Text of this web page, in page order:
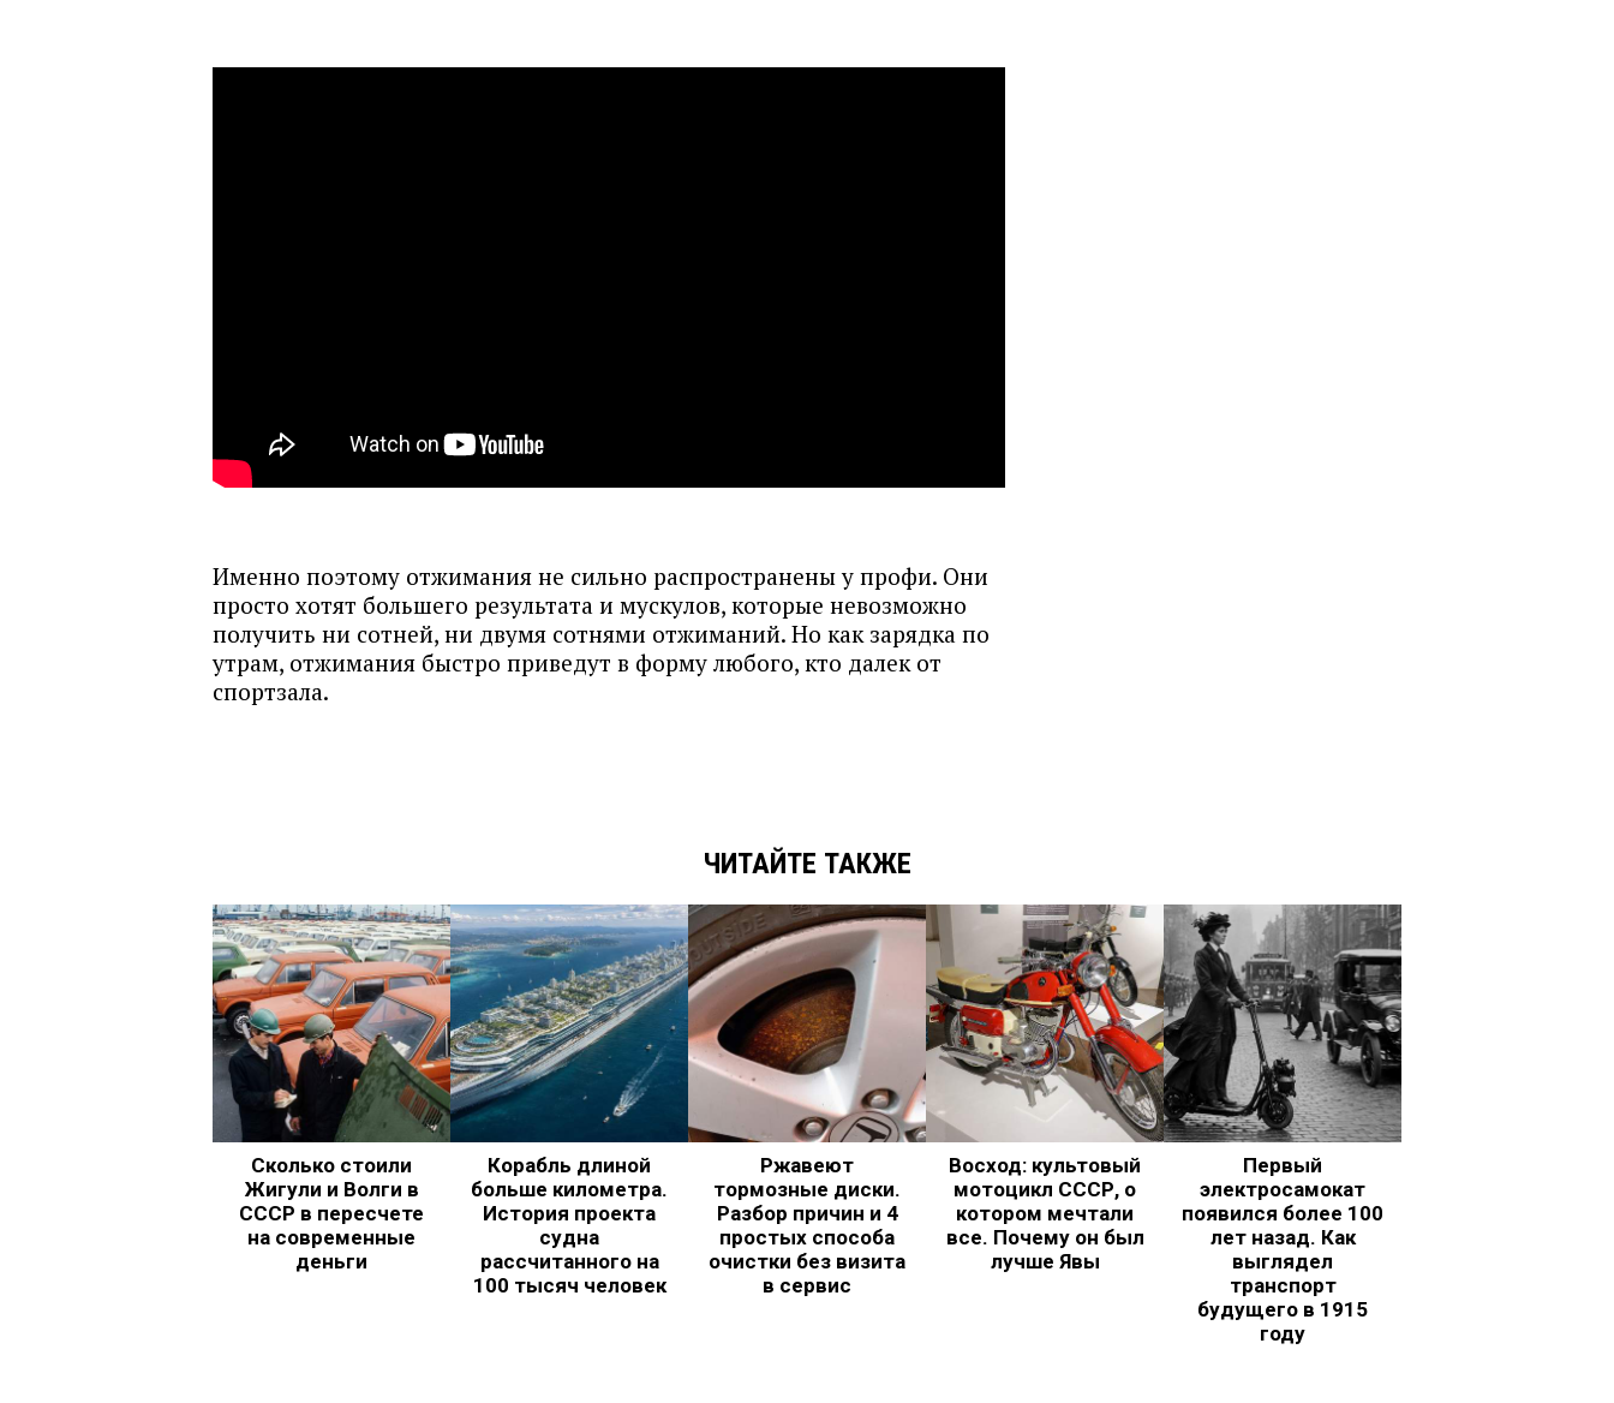
Именно поэтому отжимания не сильно распространены у профи. Они
просто хотят большего результата и мускулов, которые невозможно
получить ни сотней, ни двумя сотнями отжиманий. Но как зарядка по
утрам, отжимания быстро приведут в форму любого, кто далек от
спортзала.
ЧИТАЙТЕ ТАКЖЕ
Сколько стоили
Жигули и Волги в
СССР в пересчете
на современные
деньги
Корабль длиной
больше километра.
История проекта
судна
рассчитанного на
100 тысяч человек
Ржавеют
тормозные диски.
Разбор причин и 4
простых способа
очистки без визита
в сервис
Восход: культовый
мотоцикл СССР, о
котором мечтали
все. Почему он был
лучше Явы
Первый
электросамокат
появился более 100
лет назад. Как
выглядел
транспорт
будущего в 1915
году